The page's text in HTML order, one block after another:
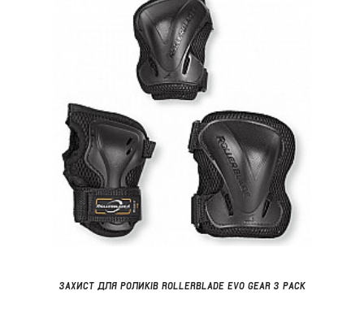
ЗАХИСТ ДЛЯ РОЛИКІВ ROLLERBLADE EVO GEAR 3 PACK